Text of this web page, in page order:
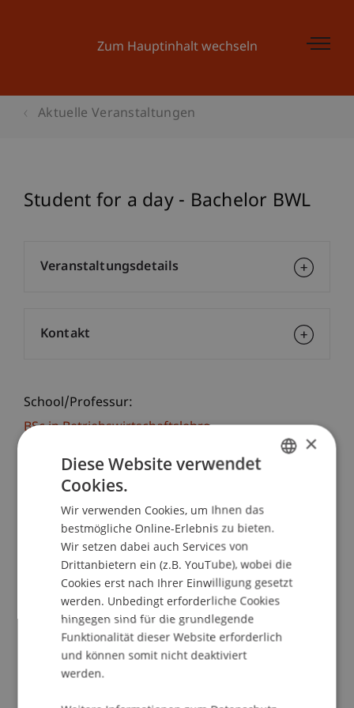
Zum Hauptinhalt wechseln
Aktuelle Veranstaltungen
Student for a day - Bachelor BWL
School/Professur:
BSc in Betriebswirtschaftslehre
Einblick ins Studentenleben
Wie funktioniert Studieren? Welche Uni ist die
richtige für mich? Es gibt so viele Möglichkeiten
und am besten findet man durch Praxiserfahrung
heraus, was zu einem passt. Wer wissen möchte,
wie man sich als Student oder Studentin fühlt,
kann das an der Universität Liechtenstein am
"Student for a day" erleben. An diesem Tag
können Schülerinnen und Schüler zusammen mit
Studierenden Vorlesungen besuchen, den
Campus erkunden und an Workshops
Veranstaltungsdetails
Kontakt
×
Diese Website verwendet
Cookies.
Wir verwenden Cookies, um Ihnen das
bestmögliche Online-Erlebnis zu bieten.
Wir setzen dabei auch Services von
Drittanbietern ein (z.B. YouTube), wobei die
Cookies erst nach Ihrer Einwilligung gesetzt
werden. Unbedingt erforderliche Cookies
hingegen sind für die grundlegende
Funktionalität dieser Website erforderlich
und können somit nicht deaktiviert
werden.